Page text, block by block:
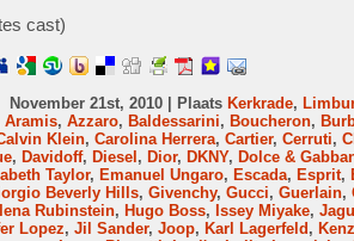
cast)
November 21st, 2010 | Plaats Kerkrade,
Aramis, Azzaro, Baldessarini, Boucheron,
Klein, Carolina Herrera, Cartier, Cerruti,
, Davidoff, Diesel , Dior, DKNY, Dolce &
Taylor, Emanuel Ungaro, Escada, Esprit,
Beverly Hills, Givenchy, Gucci, Guerlain,
Rubinstein, Hugo Boss, Issey Miyake,
Lopez, Jil Sander, Joop, Karl Lagerfeld ,